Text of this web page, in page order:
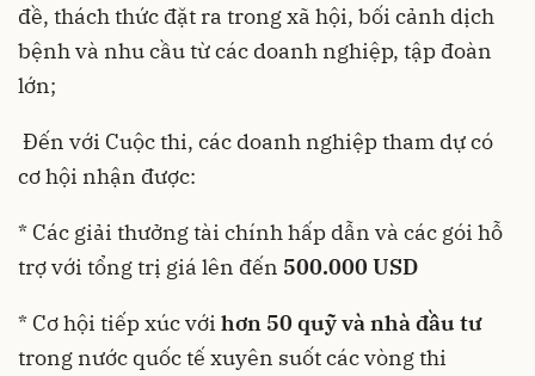
đề, thách thức đặt ra trong xã hội, bối cảnh dịch
bệnh và nhu cầu từ các doanh nghiệp, tập đoàn
lớn;
Đến với Cuộc thi, các doanh nghiệp tham dự có
cơ hội nhận được:
* Các giải thưởng tài chính hấp dẫn và các gói hỗ
trợ với tổng trị giá lên đến 500.000 USD
* Cơ hội tiếp xúc với hơn 50 quỹ và nhà đầu tư
trong nước quốc tế xuyên suốt các vòng thi